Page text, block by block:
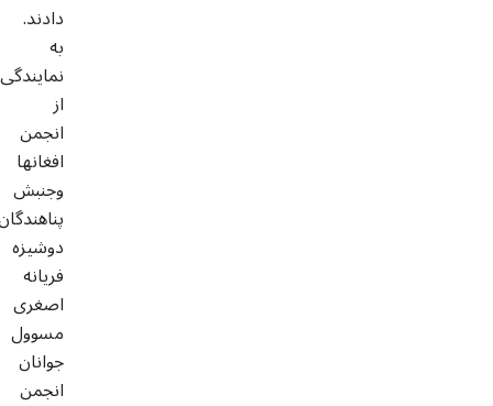
دادند.
به
نمایندگی
از
انجمن
افغانها
وجنبش
دوشیزه
فریانه
اصغری
مسوول
جوانان
انجمن